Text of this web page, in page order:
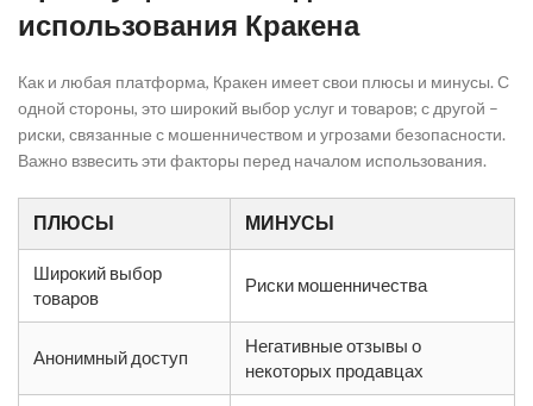
использования Кракена
Как и любая платформа, Кракен имеет свои плюсы и минусы. С
одной стороны, это широкий выбор услуг и товаров; с другой –
риски, связанные с мошенничеством и угрозами безопасности.
Важно взвесить эти факторы перед началом использования.
ПЛЮСЫ МИНУСЫ
Широкий выбор
товаров
Риски мошенничества
Анонимный доступ
Негативные отзывы о
некоторых продавцах